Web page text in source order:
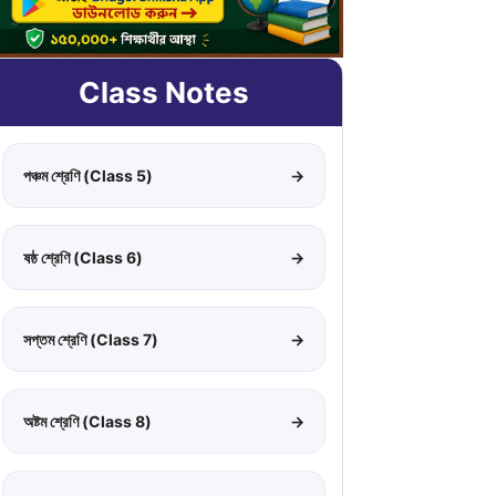
Class Notes
পঞ্চম শ্রেণি (Class 5) →
ষষ্ঠ শ্রেণি (Class 6) →
সপ্তম শ্রেণি (Class 7) →
অষ্টম শ্রেণি (Class 8) →